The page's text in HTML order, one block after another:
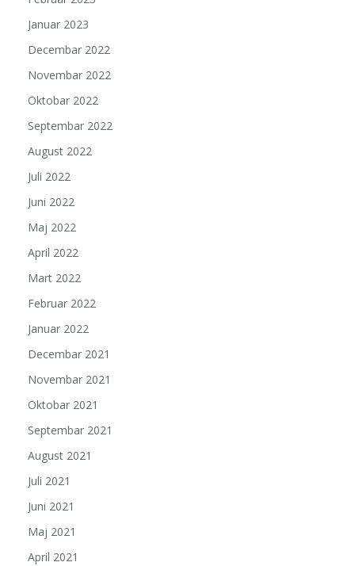
Januar 2023
Decembar 2022
Novembar 2022
Oktobar 2022
Septembar 2022
August 2022
Juli 2022
Juni 2022
Maj 2022
April 2022
Mart 2022
Februar 2022
Januar 2022
Decembar 2021
Novembar 2021
Oktobar 2021
Septembar 2021
August 2021
Juli 2021
Juni 2021
Maj 2021
April 2021